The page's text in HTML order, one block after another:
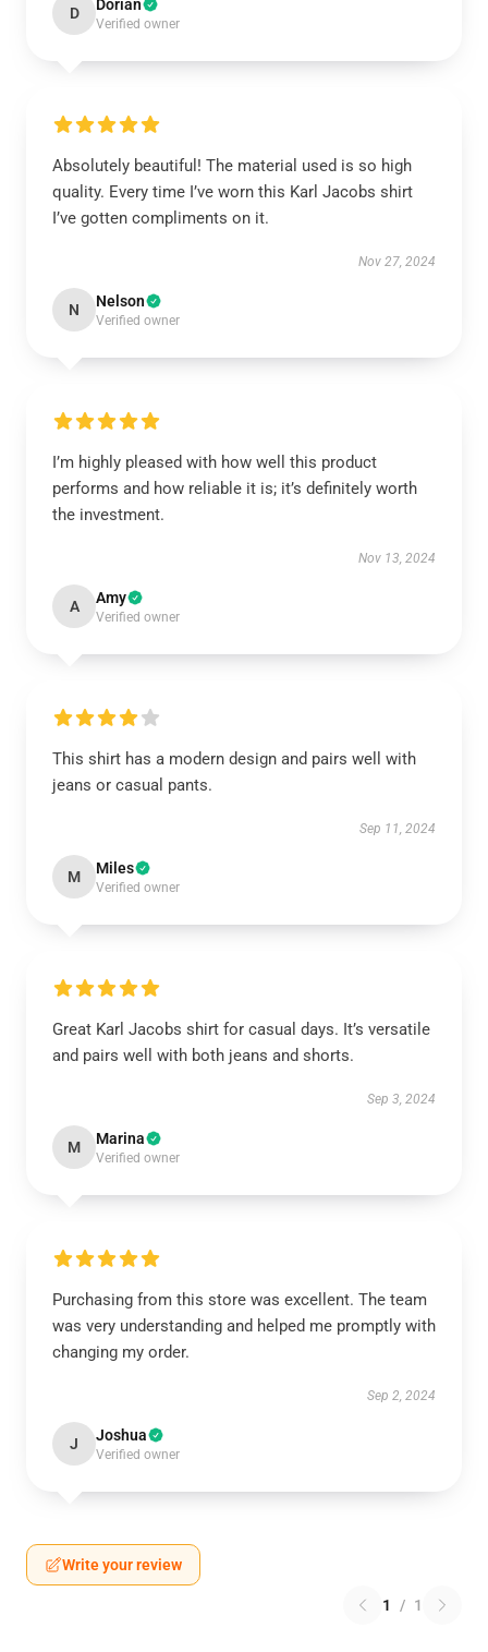
D Dorian
Verified owner
Absolutely beautiful! The material used is so high
quality. Every time I’ve worn this Karl Jacobs shirt
I’ve gotten compliments on it.
Nov 27, 2024
N Nelson
Verified owner
I’m highly pleased with how well this product
performs and how reliable it is; it’s definitely worth
the investment.
Nov 13, 2024
A Amy
Verified owner
This shirt has a modern design and pairs well with
jeans or casual pants.
Sep 11, 2024
M Miles
Verified owner
Great Karl Jacobs shirt for casual days. It’s versatile
and pairs well with both jeans and shorts.
Sep 3, 2024
M Marina
Verified owner
Purchasing from this store was excellent. The team
was very understanding and helped me promptly with
changing my order.
Sep 2, 2024
J Joshua
Verified owner
Write your review
1 / 1